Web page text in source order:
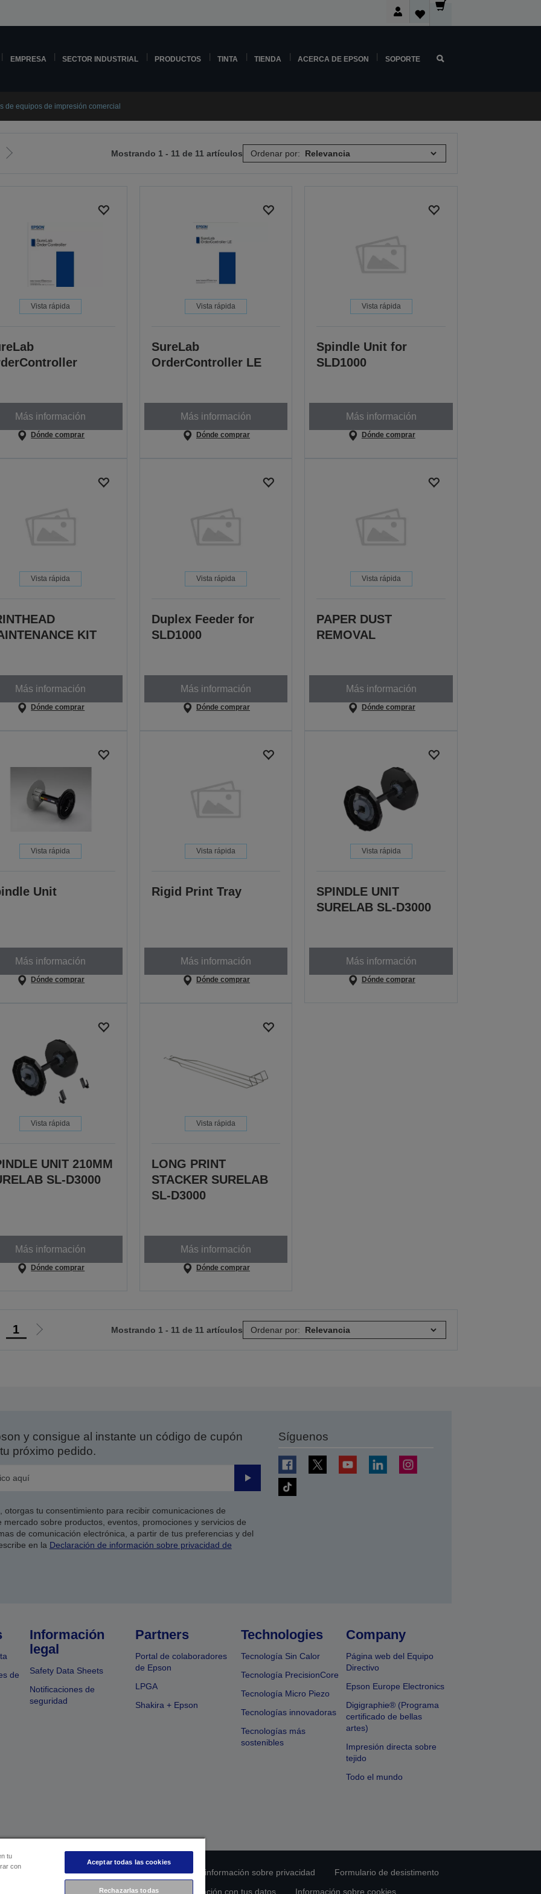
EMPRESA SECTOR INDUSTRIAL PRODUCTOS TINTA TIENDA ACERCA DE EPSON SOPORTE
de equipos de impresión comercial
Ir
Mostrando 1 - 11 de 11 artículos Ordenar por:
Vista rápida
Más información
Dónde comprar
Vista rápida
SureLab
OrderController LE
Más información
Dónde comprar
Vista rápida
Spindle Unit for
SLD1000
Más información
Dónde comprar
Vista rápida
KIT
Más información
Dónde comprar
Vista rápida
Duplex Feeder for
SLD1000
Más información
Dónde comprar
Vista rápida
PAPER DUST
REMOVAL
Más información
Dónde comprar
Vista rápida
Unit
Más información
Dónde comprar
Vista rápida
Rigid Print Tray
Más información
Dónde comprar
Vista rápida
SPINDLE UNIT
SURELAB SL-D3000
Más información
Dónde comprar
Vista rápida
UNIT 210MM
SL-D3000
Más información
Dónde comprar
Vista rápida
LONG PRINT
STACKER SURELAB
SL-D3000
Más información
Dónde comprar
1
Ir
Mostrando 1 - 11 de 11 artículos Ordenar por:
y consigue al instante un código de cupón
próximo pedido.
Enviar
tu consentimiento para recibir comunicaciones de
sobre productos, eventos, promociones y servicios de
de comunicación electrónica, a partir de tus preferencias y del
en la Declaración de información sobre privacidad de
Síguenos
de
Información
legal
Safety Data Sheets
Notificaciones de
seguridad
Partners
Portal de colaboradores
de Epson
LPGA
Shakira + Epson
Technologies
Tecnología Sin Calor
Tecnología PrecisionCore
Tecnología Micro Piezo
Tecnologías innovadoras
Tecnologías más
sostenibles
Company
Página web del Equipo
Directivo
Epson Europe Electronics
Digigraphie® (Programa
certificado de bellas
artes)
Impresión directa sobre
tejido
Todo el mundo
cumplimiento de los productos Declaración de información sobre privacidad
Formulario de desistimento
Ponte en contacto con nosotros en relación con tus datos Información sobre cookies
tu
con
Aceptar todas las cookies
Rechazarlas todas